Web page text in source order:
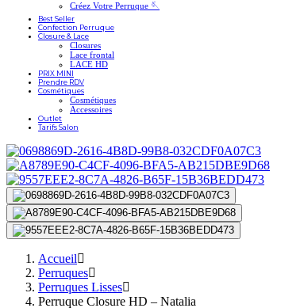
Créez Votre Perruque 🪡
Best Seller
Confection Perruque
Closure & Lace
Closures
Lace frontal
LACE HD
PRIX MINI
Prendre RDV
Cosmétiques
Cosmétiques
Accessoires
Outlet
Tarifs Salon
Accueil
Perruques
Perruques Lisses
Perruque Closure HD – Natalia